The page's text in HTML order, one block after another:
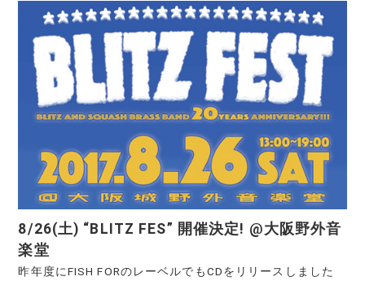
8/26(土) “BLITZ FES” 開催決定! @大阪野外音
楽堂
昨年度にFISH FORのレーベルでもCDをリリースしました